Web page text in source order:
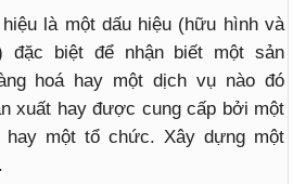
là một dấu hiệu (hữu hình và
đặc biệt để nhận biết một sản
hoá hay một dịch vụ nào đó
xuất hay được cung cấp bởi một
hay một tổ chức. Xây dựng một